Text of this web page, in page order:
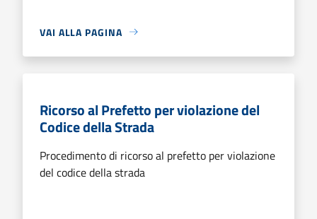
VAI ALLA PAGINA
Ricorso al Prefetto per violazione del
Codice della Strada
Procedimento di ricorso al prefetto per violazione
del codice della strada